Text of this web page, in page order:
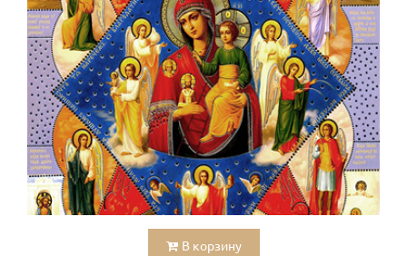
В корзину